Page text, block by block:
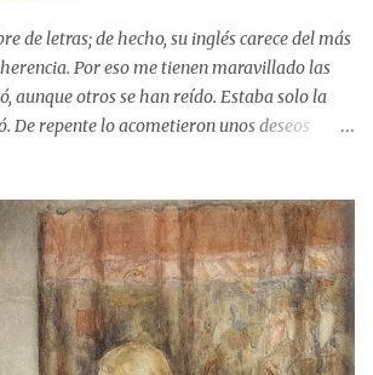
Badajoz Badajoz estaba radiante. Sus
de letras; de hecho, su inglés carece del más
Por eso me tienen maravillado las
aunque otros se han reído. Estaba solo la
De repente lo acometieron unos deseos
El 24 de noviembre de 1927 — no sé
estamos — me quedé dormido y tuve un
me ha sido imposible despertar. » Mi
paraje húmedo, pantanoso y cubierto de
y otoñal, con un abrupto acantilado de
al norte. Impulsado por una vaga